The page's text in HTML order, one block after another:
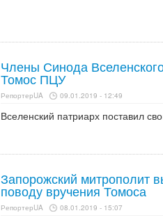
Члены Синода
Томос ПЦУ
РепортерUA 09.01.2019 - 12:49
Вселенский патриарх поставил
Запорожский митрополит
поводу вручения Томоса
РепортерUA 08.01.2019 - 15:07